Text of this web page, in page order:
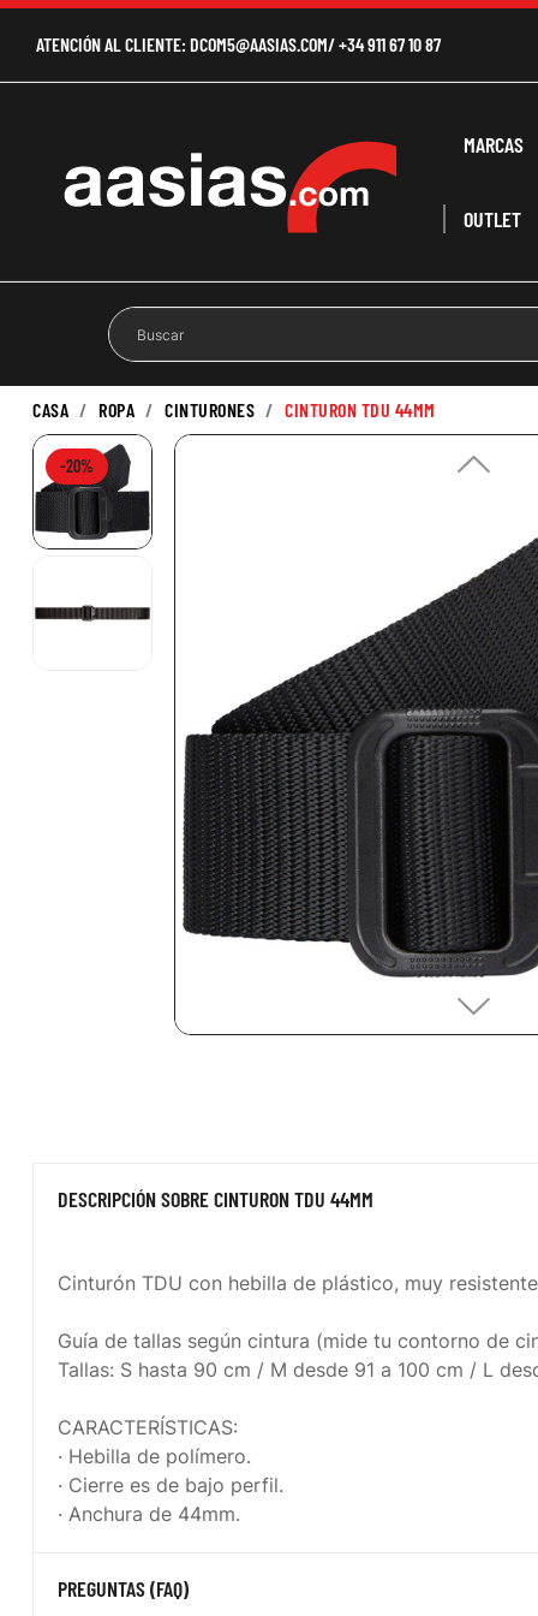
ATENCIÓN AL CLIENTE: DCOM5@AASIAS.COM/+34 911 67 10 87
MARCAS
OUTLET
CASA ROPA CINTURONES CINTURON TDU 44MM
-20%
DESCRIPCIÓN SOBRE CINTURON TDU 44MM
Cinturón TDU con hebilla de plástico, muy
Guía de tallas según cintura (mide tu contorno de
Tallas: S hasta 90 cm / M desde 91 a 100 cm / L
CARACTERÍSTICAS:
· Hebilla de polímero.
· Cierre es de bajo perfil.
· Anchura de 44mm.
PREGUNTAS (FAQ)